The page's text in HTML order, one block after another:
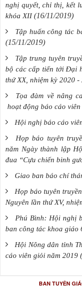
nghị quyết, chỉ thị, kết
khóa XII (16/11/2019)
Tập huấn công tác
(15/11/2019)
Tập trung tuyên
bộ các cấp tiến tới Đại
thứ XX, nhiệm kỳ 2020 -
Tọa đàm về nâng
hoạt động báo cáo viên
Hội nghị báo cáo
Họp báo tuyên
năm Ngày thành lập
đua “Cựu chiến binh
Giao ban báo chí
Họp báo tuyên
Nguyên lần thứ XV,
Phú Bình: Hội nghị
ban công tác khoa giáo
Hội Nông dân tỉnh
cáo viên giỏi năm 2019
BAN TUYÊN